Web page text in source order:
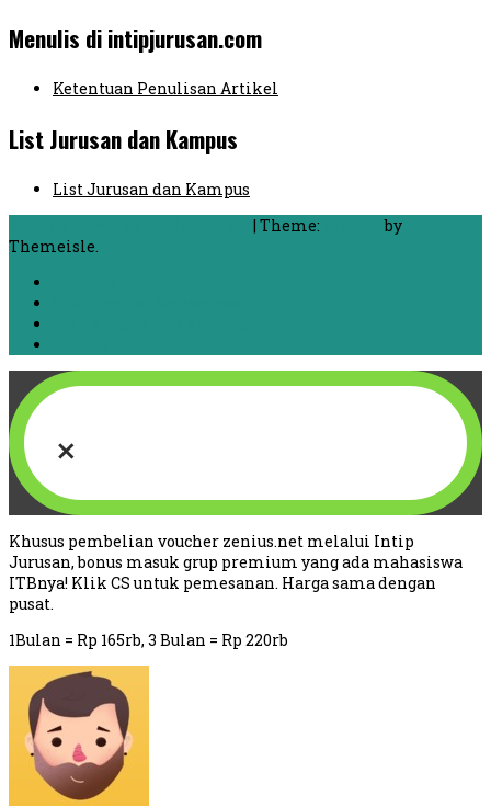
Menulis di intipjurusan.com
Ketentuan Penulisan Artikel
List Jurusan dan Kampus
List Jurusan dan Kampus
| Theme:
by
Themeisle.
×
Khusus pembelian voucher zenius.net melalui Intip
Jurusan, bonus masuk grup premium yang ada mahasiswa
ITBnya! Klik CS untuk pemesanan. Harga sama dengan
pusat.
1Bulan = Rp 165rb, 3 Bulan = Rp 220rb